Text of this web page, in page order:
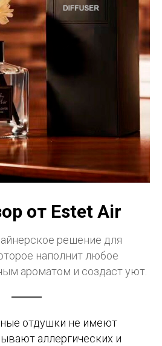
от Estet Air
решение для
наполнит любое
ароматом и создаст уют.
отдушки не имеют
аллергических и